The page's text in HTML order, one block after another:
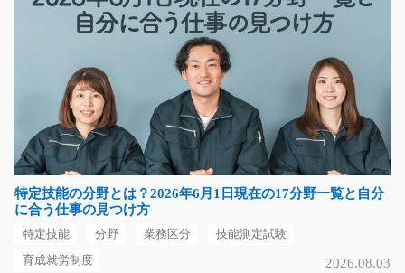
気になる
マシニングオペレーター/y11_01018
急募
精密部品を加工するマシニングセンターのオペレーター
業務です。手のひら…
長期（3ヶ月以上）
時給1200円
長野県上伊那郡箕輪町
特定技能の分野とは？2026年6月1日現在の17分野一覧と自分
に合う仕事の見つけ方
特定技能 分野 業務区分 技能測定試験
育成就労制度 2026.08.03